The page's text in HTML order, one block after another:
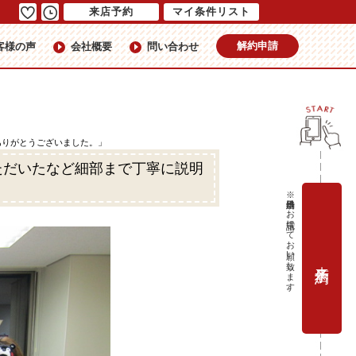
様の声 会社概要 問い合わせ 解約申請
がとうございました。」
いたなど細部まで丁寧に説明
来店予約 マイ条件リスト
※当日予約はお電話にてお願い致します。